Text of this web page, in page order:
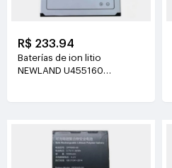
R$ 233.94
Baterías de ion litio
NEWLAND U455160